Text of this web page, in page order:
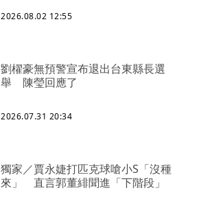
2026.08.02 12:55
劉櫂豪無預警宣布退出台東縣長選
舉 陳瑩回應了
2026.07.31 20:34
獨家／賈永婕打匹克球嗆小S「沒種
來」 直言郭董緋聞進「下階段」